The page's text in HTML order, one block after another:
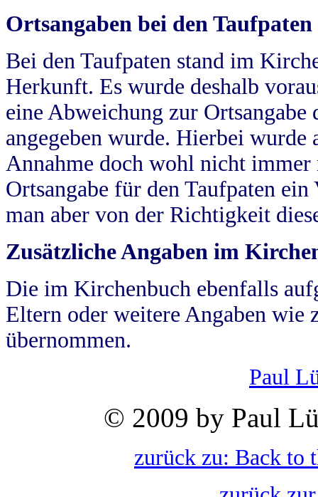
Ortsangaben bei den Taufpaten
Bei den Taufpaten stand im
Herkunft. Es wurde deshalb
eine Abweichung zur
angegeben wurde. Hierbei wurde
Annahme doch wohl nicht
Ortsangabe für den Taufpaten
man aber von der Richtigkeit
Zusätzliche Angaben im
Die im Kirchenbuch ebenfalls
Eltern oder weitere Angaben wie
übernommen.
Paul
© 2009 by Paul
zurück zu: Back to